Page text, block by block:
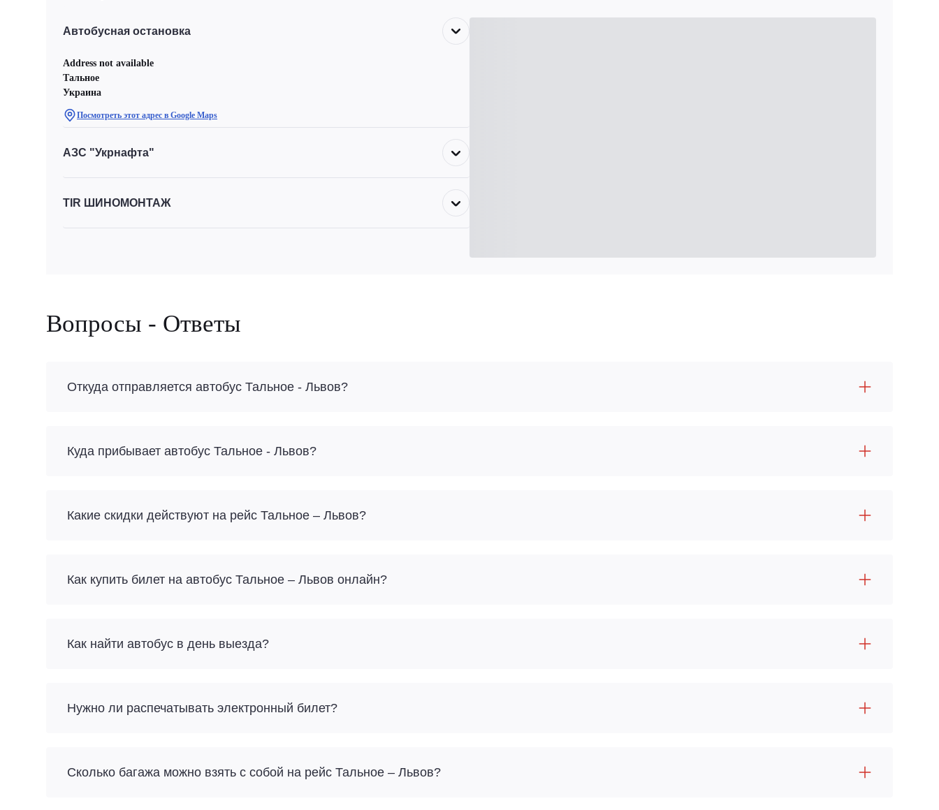
Автобусная остановка
Address not available
Тальное
Украина
Посмотреть этот адрес в Google Maps
АЗС "Укрнафта"
TIR ШИНОМОНТАЖ
Вопросы - Ответы
Откуда отправляется автобус Тальное - Львов?
Куда прибывает автобус Тальное - Львов?
Какие скидки действуют на рейс Тальное – Львов?
Как купить билет на автобус Тальное – Львов онлайн?
Как найти автобус в день выезда?
Нужно ли распечатывать электронный билет?
Сколько багажа можно взять с собой на рейс Тальное – Львов?